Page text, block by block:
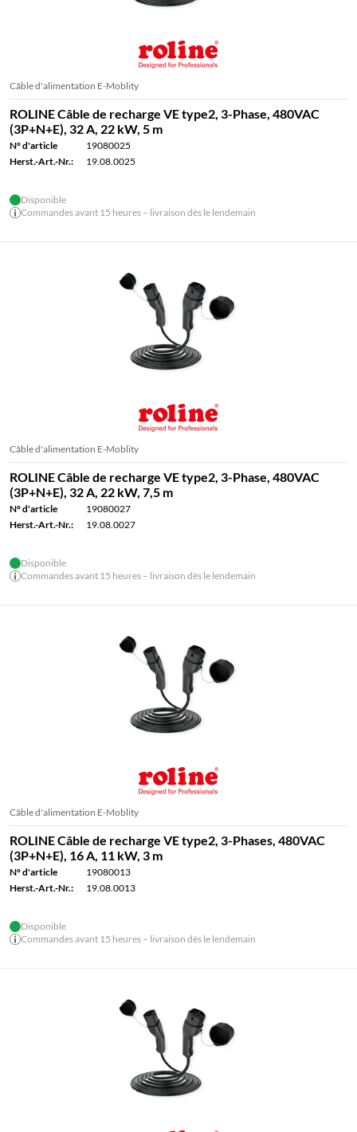
Câble d'alimentation E-Moblity
ROLINE Câble de recharge VE type2, 3-Phase, 480VAC
(3P+N+E), 32 A, 22 kW, 5 m
N° d'article
19080025
Herst.-Art.-Nr.:
19.08.0025
Disponible
Commandes avant 15 heures – livraison dès le lendemain
Câble d'alimentation E-Moblity
ROLINE Câble de recharge VE type2, 3-Phase, 480VAC
(3P+N+E), 32 A, 22 kW, 7,5 m
N° d'article
19080027
Herst.-Art.-Nr.:
19.08.0027
Disponible
Commandes avant 15 heures – livraison dès le lendemain
Câble d'alimentation E-Moblity
ROLINE Câble de recharge VE type2, 3-Phases, 480VAC
(3P+N+E), 16 A, 11 kW, 3 m
N° d'article
19080013
Herst.-Art.-Nr.:
19.08.0013
Disponible
Commandes avant 15 heures – livraison dès le lendemain